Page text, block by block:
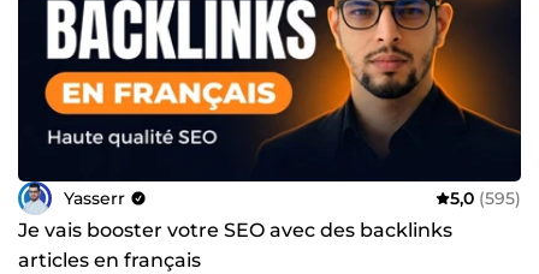
Yasserr 5,0 (595)
Je vais booster votre SEO avec des backlinks
articles en français